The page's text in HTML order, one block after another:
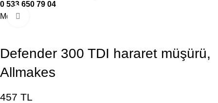
0 533 650 79 04
Menu
Defender 300 TDI hararet müşürü,
Allmakes
457 TL